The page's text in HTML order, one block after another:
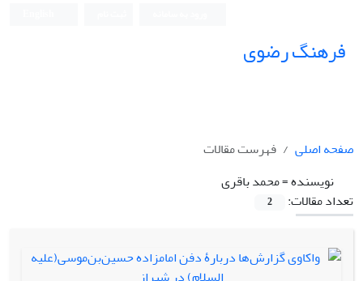
فرهنگ رضوی
صفحه اصلی
فهرست مقالات
نویسنده =محمد باقری
تعداد مقالات:
2